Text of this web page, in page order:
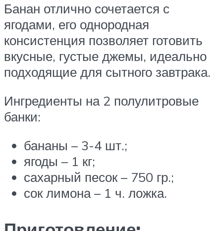
Банан отлично сочетается с
ягодами, его однородная
консистенция позволяет готовить
вкусные, густые джемы, идеально
подходящие для сытного завтрака.
Ингредиенты на 2 полулитровые
банки:
бананы – 3-4 шт.;
ягоды – 1 кг;
сахарный песок – 750 гр.;
сок лимона – 1 ч. ложка.